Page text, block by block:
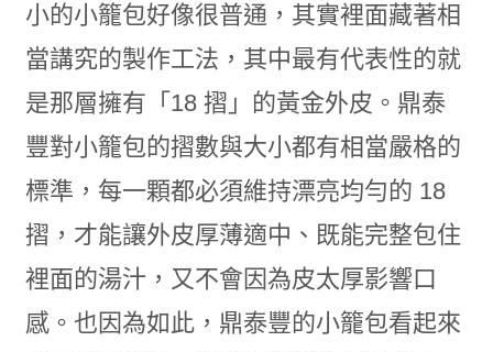
小的小籠包好像很普通，其實裡面藏著相
當講究的製作工法，其中最有代表性的就
是那層擁有「18 摺」的黃金外皮。鼎泰
豐對小籠包的摺數與大小都有相當嚴格的
標準，每一顆都必須維持漂亮均勻的 18
摺，才能讓外皮厚薄適中、既能完整包住
裡面的湯汁，又不會因為皮太厚影響口
感。也因為如此，鼎泰豐的小籠包看起來